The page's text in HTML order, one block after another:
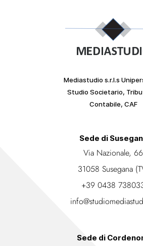
Mediastudio s.r.l.s
Studio Societario,
Contabile, CAF
Sede di
Via Nazionale, 66
31058 Susegana
+39 0438
Sede di